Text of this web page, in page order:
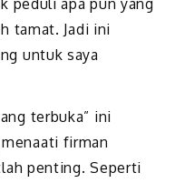
tamat. Jadi ini
untuk saya
terbuka” ini
firman
penting. Seperti